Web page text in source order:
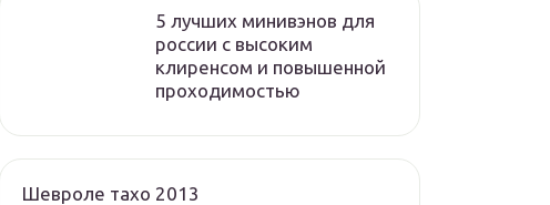
5 лучших минивэнов для
россии с высоким
клиренсом и повышенной
проходимостью
Шевроле тахо 2013